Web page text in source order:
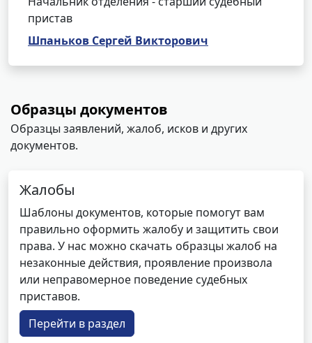
пристав
Шпаньков Сергей Викторович
Образцы документов
Образцы заявлений, жалоб, исков и других
документов.
Жалобы
Шаблоны документов, которые помогут вам
правильно оформить жалобу и защитить свои
права. У нас можно скачать образцы жалоб на
незаконные действия, проявление произвола
или неправомерное поведение судебных
приставов.
Перейти в раздел